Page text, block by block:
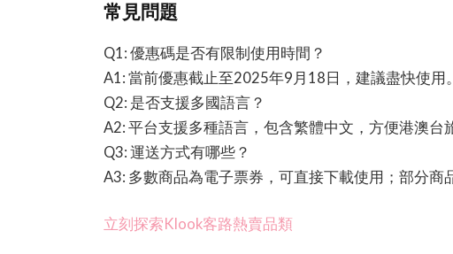
常見問題
Q1: 優惠碼是否有限制使用時間？
A1: 當前優惠截止至2025年9月18日，建議盡快使用。
Q2: 是否支援多國語言？
A2: 平台支援多種語言，包含繁體中文，方便港澳台
Q3: 運送方式有哪些？
A3: 多數商品為電子票券，可直接下載使用；部分商
立刻探索Klook客路熱賣品類